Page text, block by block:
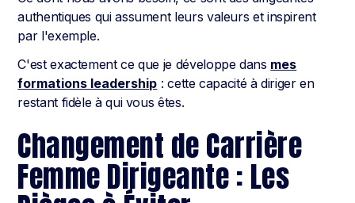
authentiques qui assument leurs valeurs et inspirent
par l'exemple.
C'est exactement ce que je développe dans mes
formations leadership : cette capacité à diriger en
restant fidèle à qui vous êtes.
Changement de Carrière
Femme Dirigeante : Les